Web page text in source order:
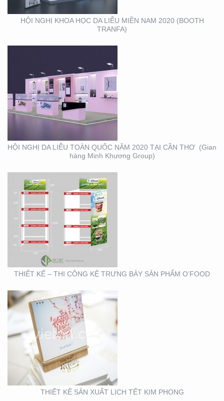
HỘI NGHỊ KHOA HỌC DA LIỄU MIỀN NAM 2020 (BOOTH
TRANFA)
GROUP)
HỘI NGHỊ DA LIỄU TOÀN QUỐC NĂM 2020 TẠI CẦN THƠ (Gian
hàng Minh Khương Group)
THIẾT KẾ – THI CÔNG
KỆ TRƯNG BÀY SẢN
PHẨM O’FOOD
THIẾT KẾ – THI CÔNG KỆ TRƯNG BÀY SẢN PHẨM O’FOOD
THIẾT KẾ SẢN XUẤT
LỊCH TẾT KIM PHONG
THIẾT KẾ SẢN XUẤT LỊCH TẾT KIM PHONG
THIẾT KẾ VÀ SẢN XUẤT
LỊCH HTV